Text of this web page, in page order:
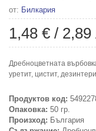
от: Билкария
1,48 € / 2,89
Дребноцветната
уретит, цистит,
Продуктов код:
Опаковка: 50 гр.
Произход: България